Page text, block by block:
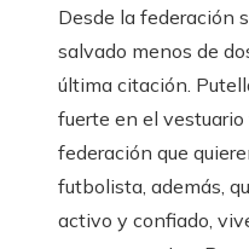
Desde la federación
salvado menos de
última citación.
fuerte en el
federación que
futbolista, además,
activo y confiado,